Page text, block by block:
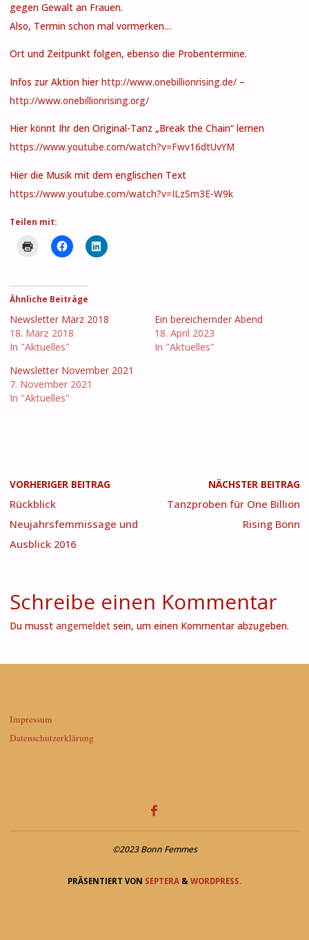
gegen Gewalt an Frauen.
Also, Termin schon mal vormerken…
Ort und Zeitpunkt folgen, ebenso die Probentermine.
Infos zur Aktion hier http://www.onebillionrising.de/–
http://www.onebillionrising.org/
Hier könnt Ihr den Original-Tanz „Break the Chain“ lernen
https://www.youtube.com/watch?v=Fwv16dtUvYM
Hier die Musik mit dem englischen Text
https://www.youtube.com/watch?v=ILzSm3E-W9k
Teilen mit:
Ähnliche Beiträge
Newsletter März 2018
18. März 2018
In "Aktuelles"
Ein bereichernder Abend
18. April 2023
In "Aktuelles"
Newsletter November 2021
7. November 2021
In "Aktuelles"
VORHERIGER BEITRAG
Rückblick
Neujahrsfemmissage und
Ausblick 2016
NÄCHSTER BEITRAG
Tanzproben für One Billion
Rising Bonn
Schreibe einen Kommentar
Du musst angemeldetsein, um einen Kommentar abzugeben.
Impressum
Datenschutzerklärung
©2023 Bonn Femmes
PRÄSENTIERT VON SEPTERA & WORDPRESS.